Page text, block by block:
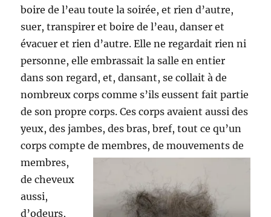
boire de l’eau toute la soirée, et rien d’autre,
suer, transpirer et boire de l’eau, danser et
évacuer et rien d’autre. Elle ne regardait rien ni
personne, elle embrassait la salle en entier
dans son regard, et, dansant, se collait à de
nombreux corps comme s’ils eussent fait partie
de son propre corps. Ces corps avaient aussi des
yeux, des jambes, des bras, bref, tout ce qu’un
corps compte de membres, de mouvements de
membres,
de cheveux
aussi,
d’odeurs,